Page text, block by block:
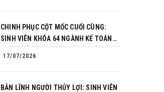
CHINH PHỤC CỘT MỐC CUỐI CÙNG:
SINH VIÊN KHÓA 64 NGÀNH KẾ TOÁN
17/07/2026
BẢN LĨNH NGƯỜI THỦY LỢI: SINH VIÊN